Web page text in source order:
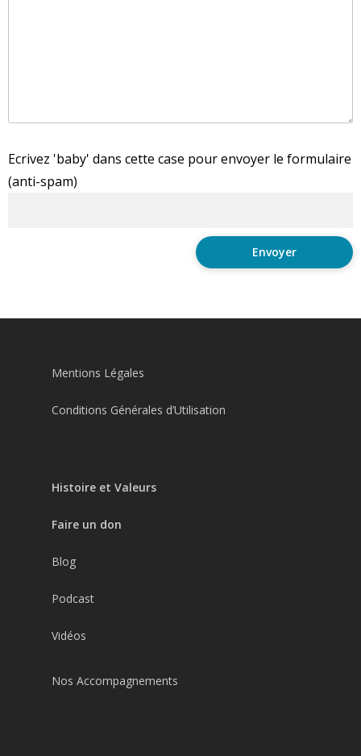
Ecrivez 'baby' dans cette case pour envoyer le formulaire
(anti-spam)
Mentions Légales
Conditions Générales d’Utilisation
Histoire et Valeurs
Faire un don
Blog
Podcast
Vidéos
Nos Accompagnements